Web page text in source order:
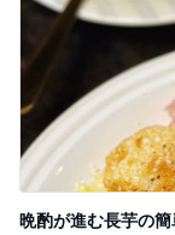
晩酌が進む長芋の